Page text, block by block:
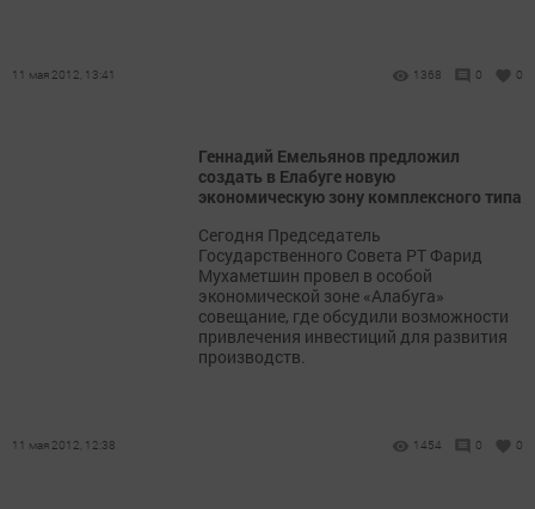
11 мая 2012, 13:41 1368 0 0
Геннадий Емельянов предложил
создать в Елабуге новую
экономическую зону комплексного типа
Сегодня Председатель
Государственного Совета РТ Фарид
Мухаметшин провел в особой
экономической зоне «Алабуга»
совещание, где обсудили возможности
привлечения инвестиций для развития
производств.
11 мая 2012, 12:38 1454 0 0